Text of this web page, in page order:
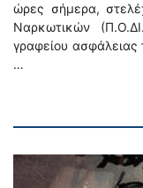
ώρες σήμερα,
Ναρκωτικών
γραφείου ασφάλειας
…